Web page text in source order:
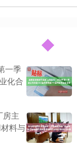
一季
化合
房主
料与